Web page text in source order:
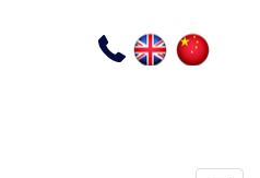
电
话
EN CN